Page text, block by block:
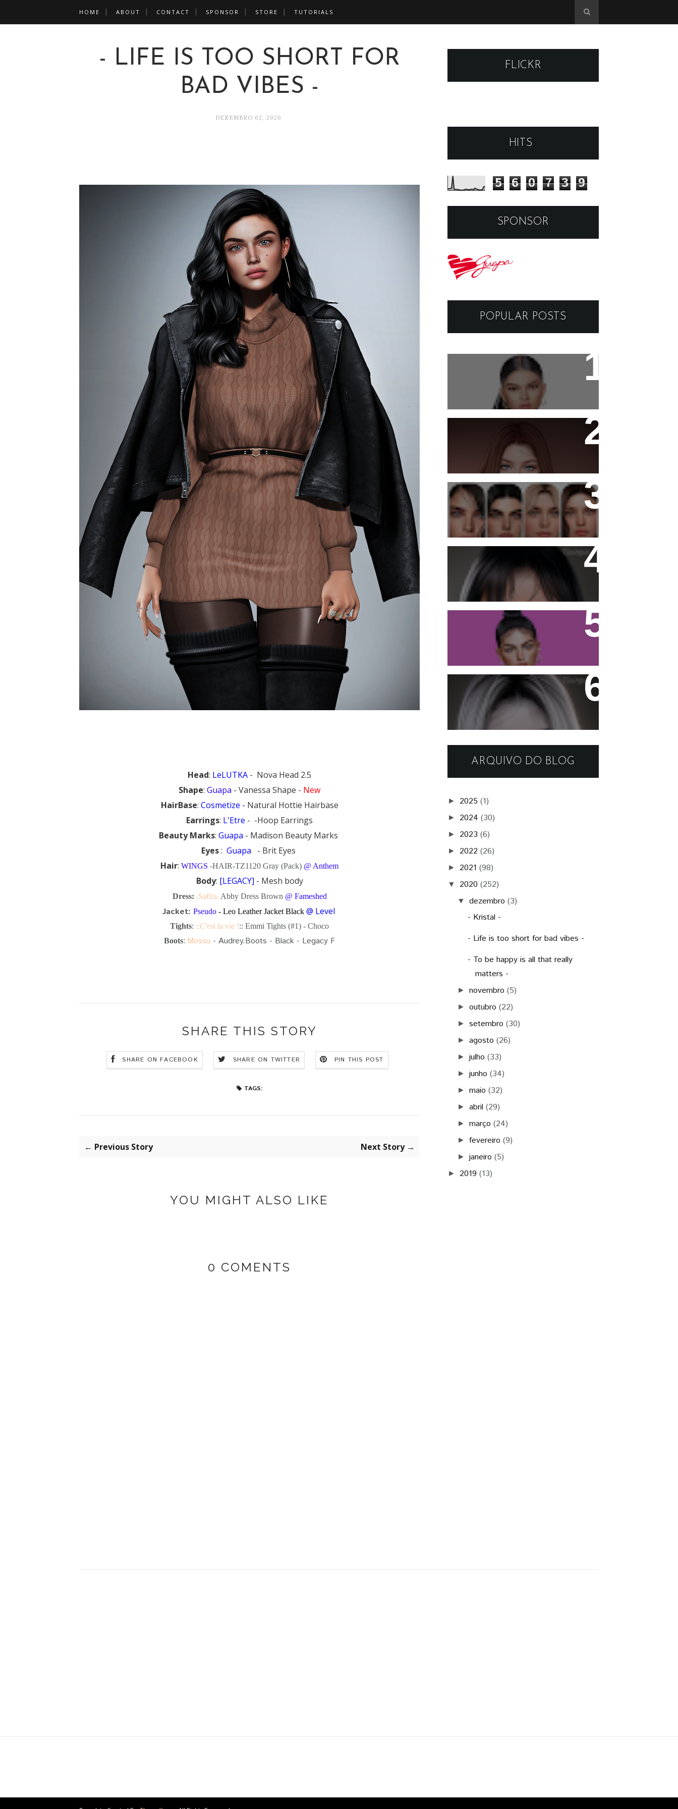
HOME ABOUT CONTACT SPONSOR STORE TUTORIALS
- LIFE IS TOO SHORT FOR
BAD VIBES -
DEZEMBRO 02, 2020
Head: LeLUTKA - Nova Head 2.5
Shape: Guapa - Vanessa Shape - New
HairBase: Cosmetize - Natural Hottie Hairbase
Earrings: L'Etre - -Hoop Earrings
Beauty Marks: Guapa - Madison Beauty Marks
Eyes: Guapa
- Brit Eyes
Hair: WINGS -HAIR-TZ1120 Gray (Pack) @ Anthem
Body: [LEGACY] - Mesh body
Dress: .Safira. Abby Dress Brown @ Fameshed
Jacket: Pseudo- Leo Leather Jacket Black @ Level
Tights: ::C'est la vie !:: Emmi Tights (#1) - Choco
Boots: Mossu - Audrey.Boots - Black - Legacy F
SHARE THIS STORY
SHARE ON FACEBOOK SHARE ON TWITTER PIN THIS POST
TAGS:
← Previous Story Next Story →
YOU MIGHT ALSO LIKE
0 COMENTS
FLICKR
HITS
5 6 0 7 3 9
SPONSOR
POPULAR POSTS
Black Dragon Viewer -
Copyright - Guapa Store by
Valentinabennett.
Katiana Skin
Firestorm Viewer - Tutorial
Katiana Skin Fantasy
ARQUIVO DO BLOG
► 2025 (1)
► 2024 (30)
► 2023 (6)
► 2022 (26)
► 2021 (98)
▼ 2020 (252)
▼dezembro(3)
- Kristal -
- Life is too short for bad vibes -
- To be happy is all that really
matters -
►novembro(5)
►outubro(22)
►setembro(30)
►agosto(26)
►julho(33)
►junho(34)
►maio(32)
►abril(29)
►março(24)
►fevereiro(9)
►janeiro(5)
► 2019 (13)